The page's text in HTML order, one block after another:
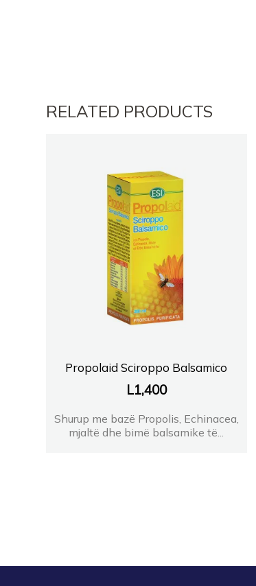
RELATED PRODUCTS
Propolaid Sciroppo Balsamico
L1,400
Shurup me bazë Propolis, Echinacea,
mjaltë dhe bimë balsamike të...